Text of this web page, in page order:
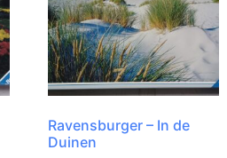
Ravensburger – In de
Duinen